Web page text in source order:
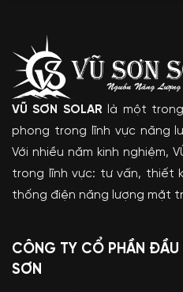
VŨ SƠN SOLAR là một
phong trong lĩnh vực năng
Với nhiều năm kinh nghiệm,
trong lĩnh vực: tư vấn, thiết
thống điện năng lượng mặt
CÔNG TY CỔ PHẦN
SƠN